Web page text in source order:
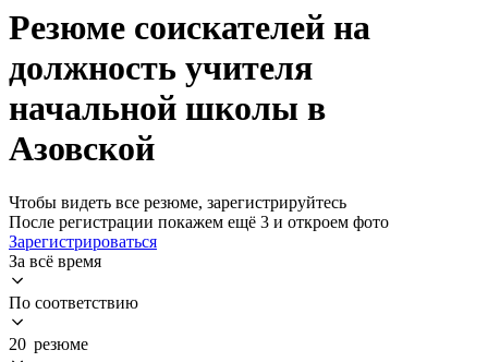
Резюме соискателей на
должность учителя
начальной школы в
Азовской
Чтобы видеть все резюме, зарегистрируйтесь
После регистрации покажем ещё 3 и откроем фото
Зарегистрироваться
За всё время
По соответствию
20 резюме